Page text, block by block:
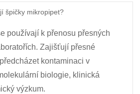
špičky mikropipet?
používají k přenosu přesných
Zajišťují přesné
kontaminaci v
biologie, klinická
výzkum.